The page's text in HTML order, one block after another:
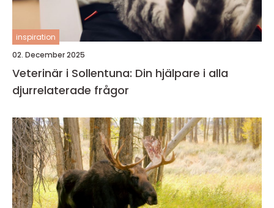
inspiration
02. December 2025
Veterinär i Sollentuna: Din hjälpare i alla
djurrelaterade frågor